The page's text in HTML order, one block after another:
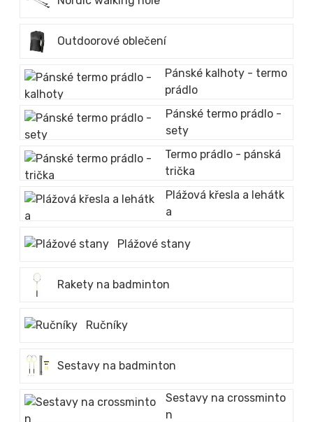
Outdoorové oblečení
Pánské kalhoty - termo
prádlo
Pánské termo prádlo -
sety
Termo prádlo - pánská
trička
Plážová křesla a lehátk
a
Plážové stany
Rakety na badminton
Ručníky
Sestavy na badminton
Sestavy na crossminto
n